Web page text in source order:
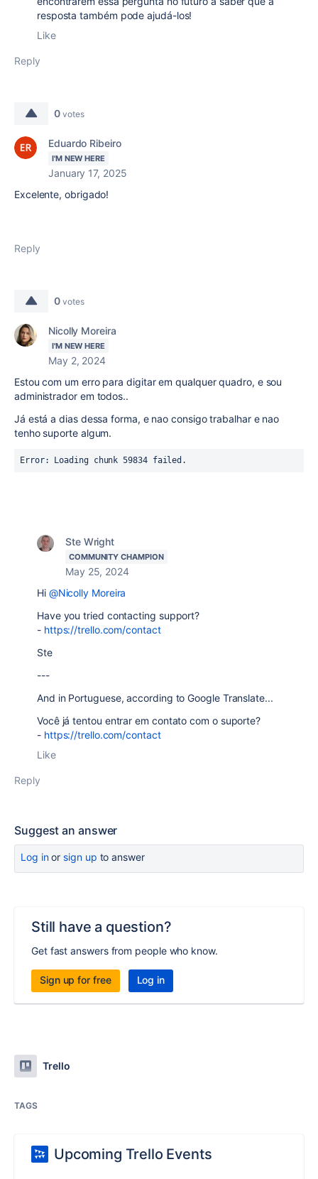
resposta também pode ajudá-los!
Like
Reply
0 votes
Eduardo Ribeiro
I'M NEW HERE
January 17, 2025
Excelente, obrigado!
Reply
0 votes
Nicolly Moreira
I'M NEW HERE
May 2, 2024
Estou com um erro para digitar em qualquer quadro, e sou
administrador em todos..
Já está a dias dessa forma, e nao consigo trabalhar e nao
tenho suporte algum.
Error: Loading chunk 59834 failed.
Ste Wright
COMMUNITY CHAMPION
May 25, 2024
Hi @Nicolly Moreira
Have you tried contacting support?
- https://trello.com/contact
Ste
---
And in Portuguese, according to Google Translate...
Você já tentou entrar em contato com o suporte?
- https://trello.com/contact
Like
Reply
Suggest an answer
Log inor sign up to answer
Still have a question?
Get fast answers from people who know.
Sign up for free Log in
Trello
TAGS
Upcoming Trello Events